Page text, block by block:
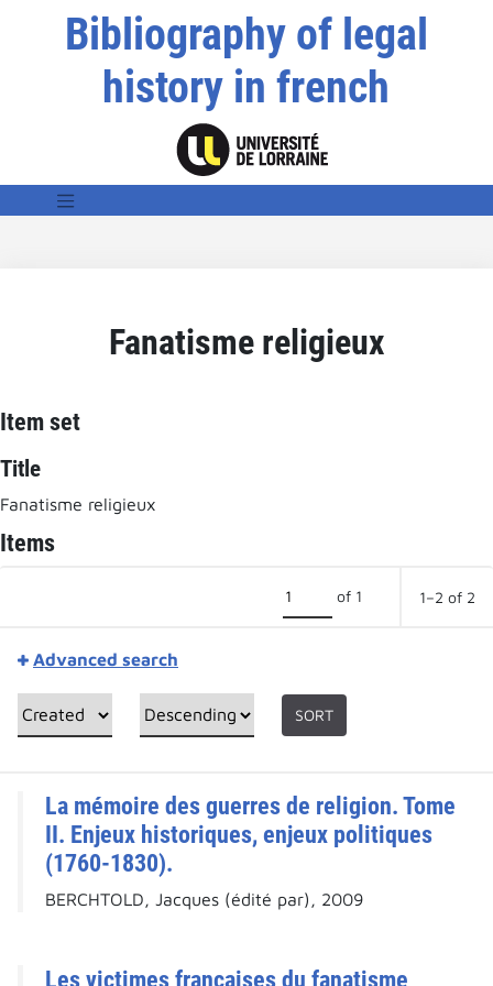
Bibliography of legal
history in french
Fanatisme religieux
Item set
Title
Fanatisme religieux
Items
of 1 1–2 of 2
Advanced search
SORT
La mémoire des guerres de religion. Tome
II. Enjeux historiques, enjeux politiques
(1760-1830).
BERCHTOLD, Jacques (édité par), 2009
Les victimes françaises du fanatisme